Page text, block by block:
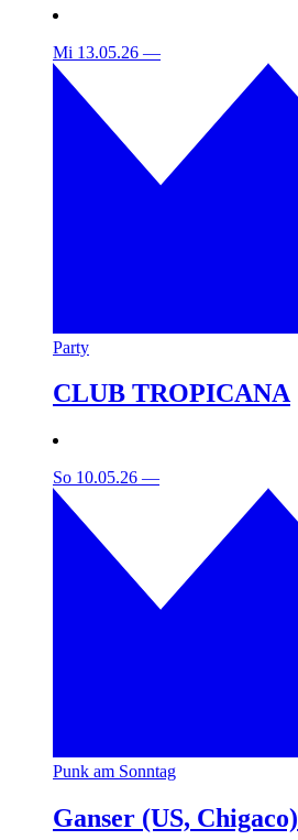
Mi 13.05.26 —
Party
CLUB TROPICANA
So 10.05.26 —
Punk am Sonntag
Ganser (US, Chigaco)